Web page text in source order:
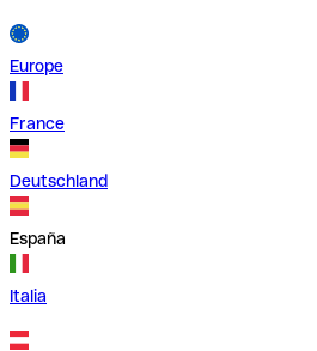
Europe
France
Deutschland
España
Italia